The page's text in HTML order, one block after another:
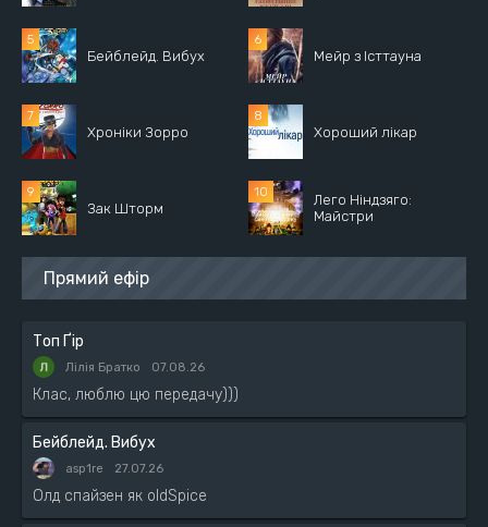
Бейблейд. Вибух Мейр з Істтауна
Хроніки Зорро Хороший лікар
Зак Шторм
Лего Ніндзяго:
Майстри
Прямий ефір
Топ Ґір
Лілія Братко 07.08.26
Клас, люблю цю передачу)))
Бейблейд. Вибух
asp1re 27.07.26
Олд спайзен як oldSpice